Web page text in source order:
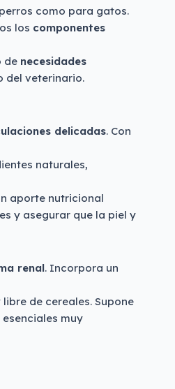
como para gatos.
los componentes
de necesidades
del veterinario.
delicadas. Con
naturales,
aporte nutricional
y asegurar que la piel y
renal. Incorpora un
de cereales. Supone
muy